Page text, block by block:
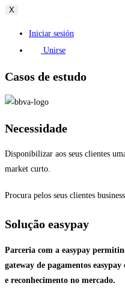
X
Iniciar sesión
Unirse
Casos de estudo
Necessidade
Disponibilizar aos seus clientes
market curto.
Procura pelos seus clientes
Solução easypay
Parceria com a easypay
gateway de pagamentos
e reconhecimento no mercado.